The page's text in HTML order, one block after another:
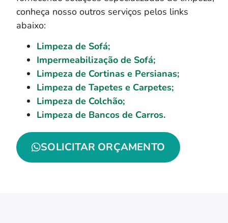
conheça nosso outros serviços pelos links
abaixo:
Limpeza de Sofá;
Impermeabilização de Sofá;
Limpeza de Cortinas e Persianas;
Limpeza de Tapetes e Carpetes;
Limpeza de Colchão;
Limpeza de Bancos de Carros.
SOLICITAR ORÇAMENTO